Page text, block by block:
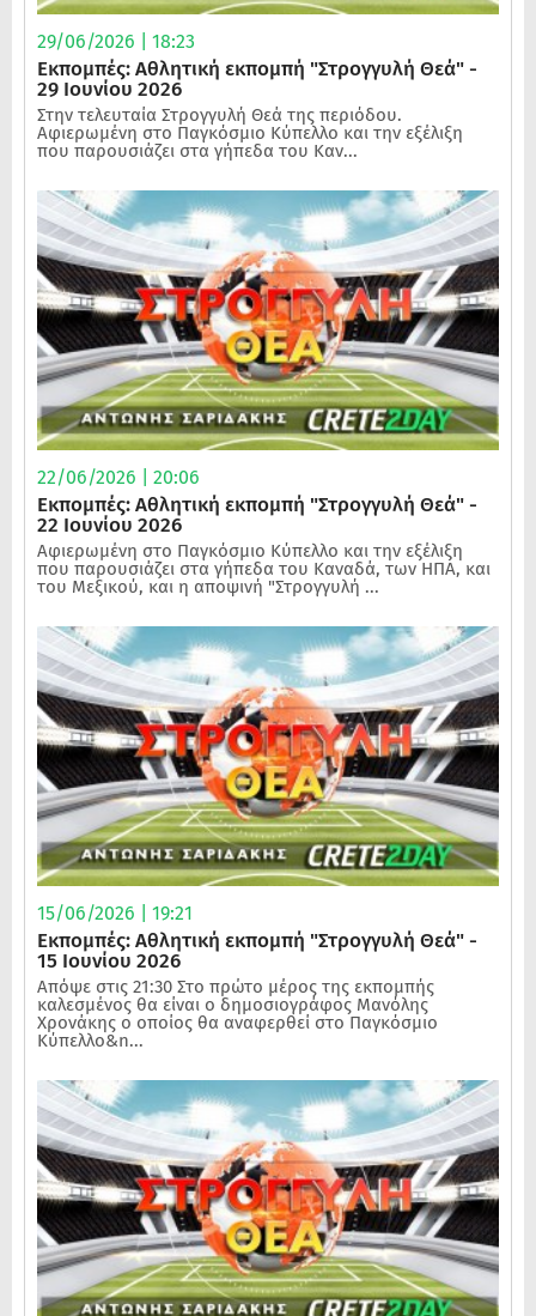
29/06/2026 | 18:23
Εκπομπές: Αθλητική εκπομπή "Στρογγυλή Θεά" -
29 Ιουνίου 2026
Στην τελευταία Στρογγυλή Θεά της περιόδου.
Αφιερωμένη στο Παγκόσμιο Κύπελλο και την εξέλιξη
που παρουσιάζει στα γήπεδα του Καν...
22/06/2026 | 20:06
Εκπομπές: Αθλητική εκπομπή "Στρογγυλή Θεά" -
22 Ιουνίου 2026
Αφιερωμένη στο Παγκόσμιο Κύπελλο και την εξέλιξη
που παρουσιάζει στα γήπεδα του Καναδά, των ΗΠΑ, και
του Μεξικού, και η αποψινή "Στρογγυλή ...
15/06/2026 | 19:21
Εκπομπές: Αθλητική εκπομπή "Στρογγυλή Θεά" -
15 Ιουνίου 2026
Απόψε στις 21:30 Στο πρώτο μέρος της εκπομπής
καλεσμένος θα είναι ο δημοσιογράφος Μανόλης
Χρονάκης ο οποίος θα αναφερθεί στο Παγκόσμιο
Κύπελλο&n...